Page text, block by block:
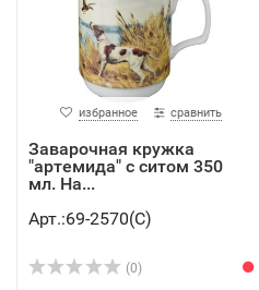
избранное сравнить
Заварочная кружка
"артемида" с ситом 350
мл. Ha...
Арт.:69-2570(C)
(0)